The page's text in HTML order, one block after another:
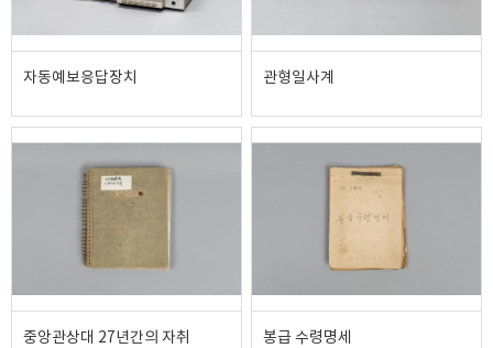
자동예보응답장치 관형일사계
중앙관상대 27년간의 자취 봉급 수령명세